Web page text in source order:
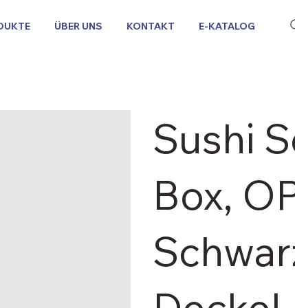
ÜBER UNS KONTAKT E-KATALOG
Sushi
Box,